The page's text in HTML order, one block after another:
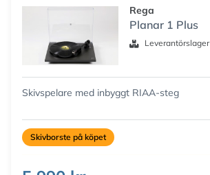
Rega
Planar 1 Plus
Leverantörslager
Skivspelare med inbyggt RIAA-steg
Skivborste på köpet